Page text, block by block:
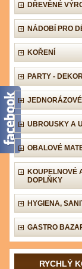
DŘEVĚNÉ
NÁDOBÍ PRO
KOŘENÍ
PARTY -
UBROUSKY A
OBALOVÉ
KOUPELNOVÉ
DOPLŇKY
HYGIENA,
GASTRO
RYCHLÝ